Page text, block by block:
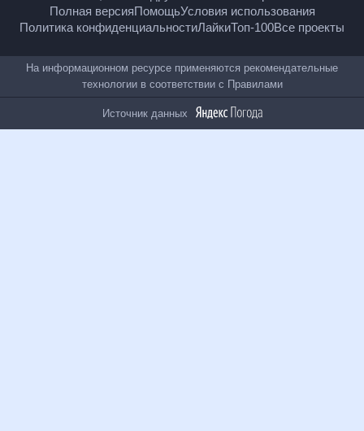
© Рамблер — главные новости России и мира,
Полная версияПомощьУсловия использования
Политика конфиденциальностиЛайкиТоп-100
Все проекты
На информационном ресурсе применяются